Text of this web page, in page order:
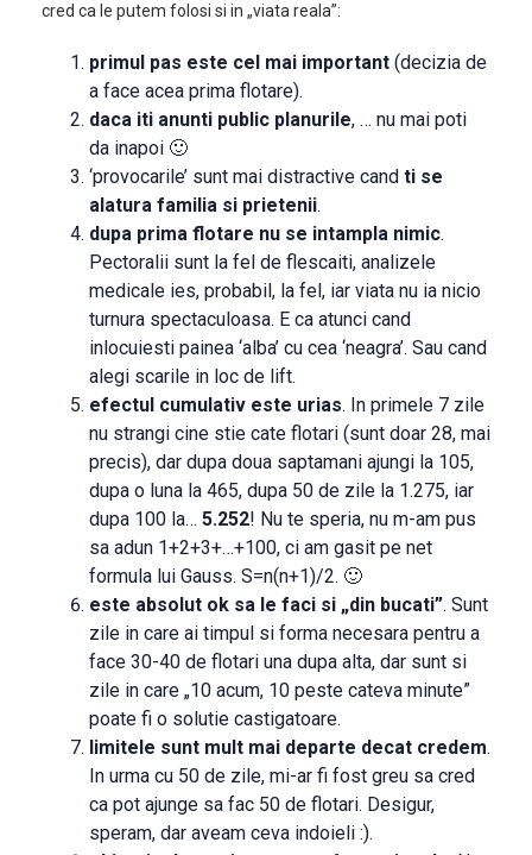
cred ca le putem folosi si in „viata reala”:
primul pas este cel mai important (decizia de
a face acea prima flotare).
daca iti anunti public planurile, … nu mai poti
da inapoi 🙂
‘provocarile’ sunt mai distractive cand ti se
alatura familia si prietenii.
dupa prima flotare nu se intampla nimic.
Pectoralii sunt la fel de flescaiti, analizele
medicale ies, probabil, la fel, iar viata nu ia nicio
turnura spectaculoasa. E ca atunci cand
inlocuiesti painea ‘alba’ cu cea ‘neagra’. Sau cand
alegi scarile in loc de lift.
efectul cumulativ este urias. In primele 7 zile
nu strangi cine stie cate flotari (sunt doar 28, mai
precis), dar dupa doua saptamani ajungi la 105,
dupa o luna la 465, dupa 50 de zile la 1.275, iar
dupa 100 la… 5.252! Nu te speria, nu m-am pus
sa adun 1+2+3+…+100, ci am gasit pe net
formula lui Gauss. S=n(n+1)/2. 🙂
este absolut ok sa le faci si „din bucati”. Sunt
zile in care ai timpul si forma necesara pentru a
face 30-40 de flotari una dupa alta, dar sunt si
zile in care „10 acum, 10 peste cateva minute”
poate fi o solutie castigatoare.
limitele sunt mult mai departe decat credem.
In urma cu 50 de zile, mi-ar fi fost greu sa cred
ca pot ajunge sa fac 50 de flotari. Desigur,
speram, dar aveam ceva indoieli :).